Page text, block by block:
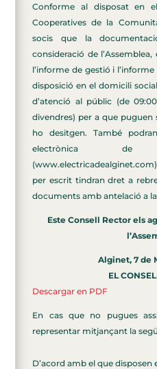
Conforme al disposat en
Cooperatives de la
socis que la
consideració de
l’informe de gestió i
disposició en el domicili
d’atenció al públic (de
divendres) per a que puguen
ho desitgen. També
electrònica de
per escrit tindran dret a
documents amb antelació a la
Este Consell Rector els
Alginet, 7 de
EL
Descargar en PDF
En cas que no pugues
representar mitjançant la
D’acord amb el que disposen